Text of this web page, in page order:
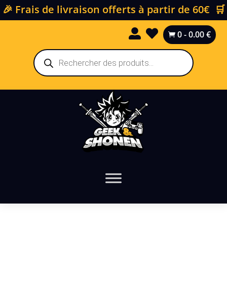
🎉 Frais de livraison offerts à partir de 60€ 🛒
   0-0.00€
Recherche
de
produits